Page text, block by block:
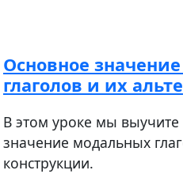
Основное
глаголов и их
В этом уроке мы выучите
значение модальных
конструкции.